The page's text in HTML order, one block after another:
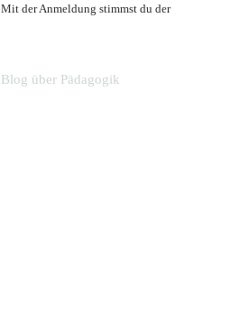
der Anmeldung stimmst du der
über Pädagogik